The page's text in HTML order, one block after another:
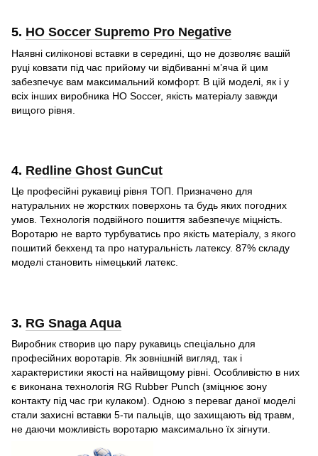
5. HO Soccer Supremo Pro Negative
Наявні силіконові вставки в середині, що не дозволяє вашій
руці ковзати під час прийому чи відбиванні м’яча й цим
забезпечує вам максимальний комфорт. В цій моделі, як і у
всіх інших виробника HO Soccer, якість матеріалу завжди
вищого рівня.
4. Redline Ghost GunCut
Це професійні рукавиці рівня ТОП. Призначено для
натуральних не жорстких поверхонь та будь яких погодних
умов. Технологія подвійного пошиття забезпечує міцність.
Воротарю не варто турбуватись про якість матеріалу, з якого
пошитий бекхенд та про натуральність латексу. 87% складу
моделі становить німецький латекс.
3. RG Snaga Aqua
Виробник створив цю пару рукавиць спеціально для
професійних воротарів. Як зовнішній вигляд, так і
характеристики якості на найвищому рівні. Особливістю в них
є виконана технологія RG Rubber Punch (зміцнює зону
контакту під час гри кулаком). Одною з переваг даної моделі
стали захисні вставки 5-ти пальців, що захищають від травм,
не даючи можливість воротарю максимально їх зігнути.